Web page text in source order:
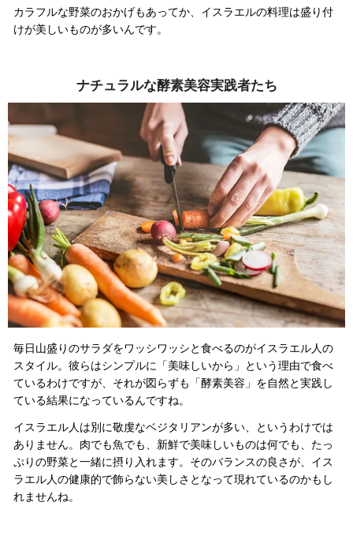
カラフルな野菜のおかげもあってか、イスラエルの料理は盛り付
けが美しいものが多いんです。
ナチュラルな酵素美容実践者たち
毎日山盛りのサラダをワッシワッシと食べるのがイスラエル人の
スタイル。彼らはシンプルに「美味しいから」という理由で食べ
ているわけですが、それが図らずも「酵素美容」を自然と実践し
ている結果になっているんですね。
イスラエル人は別に敬虔なベジタリアンが多い、というわけでは
ありません。肉でも魚でも、新鮮で美味しいものは何でも、たっ
ぷりの野菜と一緒に摂り入れます。そのバランスの良さが、イス
ラエル人の健康的で飾らない美しさとなって現れているのかもし
れませんね。